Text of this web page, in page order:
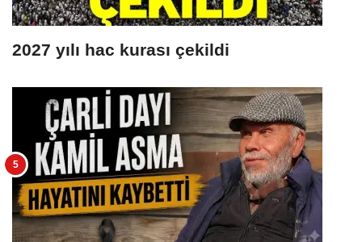
2027 yılı hac kurası çekildi